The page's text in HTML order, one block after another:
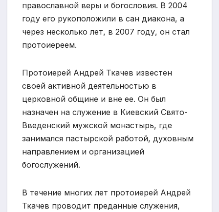
православной веры и богословия. В 2004
году его рукоположили в сан диакона, а
через несколько лет, в 2007 году, он стал
протоиереем.
Протоиерей Андрей Ткачев известен
своей активной деятельностью в
церковной общине и вне ее. Он был
назначен на служение в Киевский Свято-
Введенский мужской монастырь, где
занимался пастырской работой, духовным
направлением и организацией
богослужений.
В течение многих лет протоиерей Андрей
Ткачев проводит преданные служения,